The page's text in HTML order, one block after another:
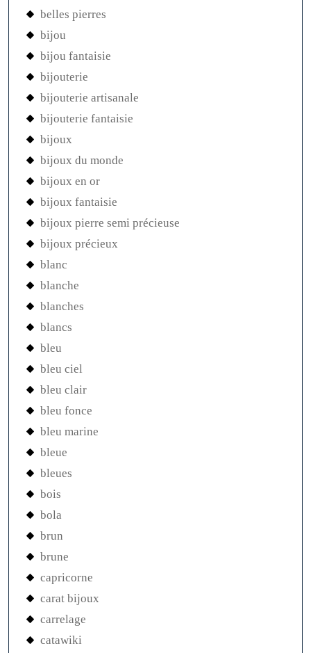
belles pierres
bijou
bijou fantaisie
bijouterie
bijouterie artisanale
bijouterie fantaisie
bijoux
bijoux du monde
bijoux en or
bijoux fantaisie
bijoux pierre semi précieuse
bijoux précieux
blanc
blanche
blanches
blancs
bleu
bleu ciel
bleu clair
bleu fonce
bleu marine
bleue
bleues
bois
bola
brun
brune
capricorne
carat bijoux
carrelage
catawiki